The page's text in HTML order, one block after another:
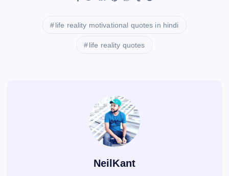
life reality motivational quotes in hindi
life reality quotes
NeilKant